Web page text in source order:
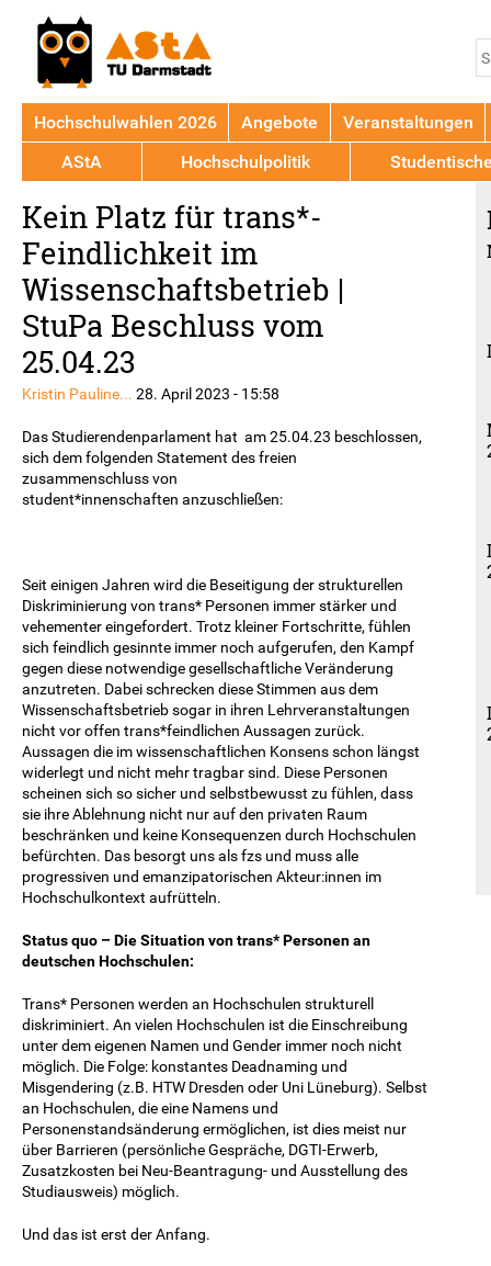
to
top
Kein Platz für trans*-
Feindlichkeit im
Wissenschaftsbetrieb |
StuPa Beschluss vom
25.04.23
Kristin Pauline... 28. April 2023 - 15:58
Das Studierendenparlament hat am 25.04.23 beschlossen,
sich dem folgenden Statement des freien
zusammenschluss von
student*innenschaften anzuschließen:
Seit einigen Jahren wird die Beseitigung der strukturellen
Diskriminierung von trans* Personen immer stärker und
vehementer eingefordert. Trotz kleiner Fortschritte, fühlen
sich feindlich gesinnte immer noch aufgerufen, den Kampf
gegen diese notwendige gesellschaftliche Veränderung
anzutreten. Dabei schrecken diese Stimmen aus dem
Wissenschaftsbetrieb sogar in ihren Lehrveranstaltungen
nicht vor offen trans*feindlichen Aussagen zurück.
Aussagen die im wissenschaftlichen Konsens schon längst
widerlegt und nicht mehr tragbar sind. Diese Personen
scheinen sich so sicher und selbstbewusst zu fühlen, dass
sie ihre Ablehnung nicht nur auf den privaten Raum
beschränken und keine Konsequenzen durch Hochschulen
befürchten. Das besorgt uns als fzs und muss alle
progressiven und emanzipatorischen Akteur:innen im
Hochschulkontext aufrütteln.
Status quo – Die Situation von trans* Personen an
deutschen Hochschulen:
Trans* Personen werden an Hochschulen strukturell
diskriminiert. An vielen Hochschulen ist die Einschreibung
unter dem eigenen Namen und Gender immer noch nicht
möglich. Die Folge: konstantes Deadnaming und
Misgendering (z.B. HTW Dresden oder Uni Lüneburg). Selbst
an Hochschulen, die eine Namens und
Personenstandsänderung ermöglichen, ist dies meist nur
über Barrieren (persönliche Gespräche, DGTI-Erwerb,
Zusatzkosten bei Neu-Beantragung- und Ausstellung des
Studiausweis) möglich.
Und das ist erst der Anfang.
Hochschulwahlen 2026 Angebote
Veranstaltungen
AStA
Hochschulpolitik